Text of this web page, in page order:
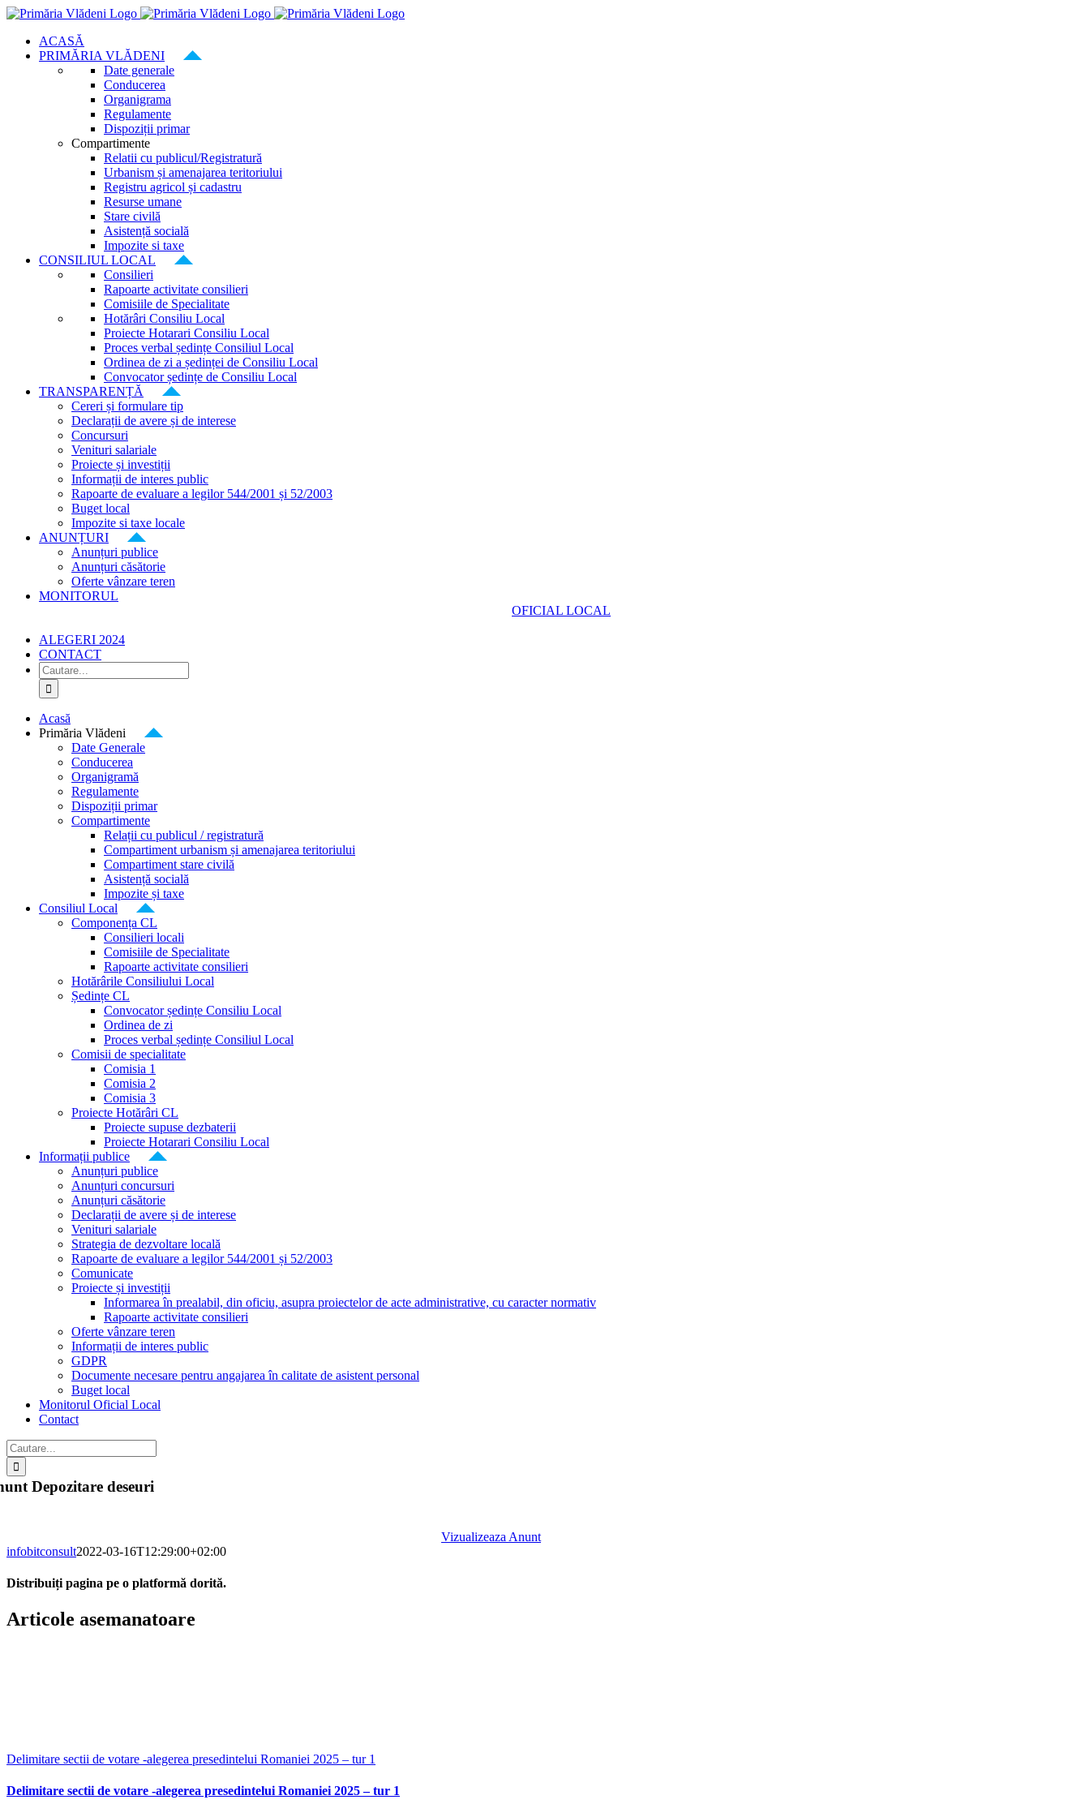
Skip
contentACASĂ
PRIMĂRIA VLĂDENI
Date generale
Conducerea
Organigrama
Regulamente
Dispoziții primar
Compartimente
Relatii cu publicul/Registratură
Urbanism și amenajarea teritoriului
Registru agricol și cadastru
Resurse umane
Stare civilă
Asistență socială
Impozite si taxe
CONSILIUL LOCAL
Consilieri
Rapoarte activitate consilieri
Comisiile de Specialitate
Hotărâri Consiliu Local
Proiecte Hotarari Consiliu Local
Proces verbal ședințe Consiliul Local
Ordinea de zi a ședinței de Consiliu Local
Convocator ședințe de Consiliu Local
TRANSPARENȚĂ
Cereri și formulare tip
Declarații de avere și de interese
Concursuri
Venituri salariale
Proiecte și investiții
Informații de interes public
Rapoarte de evaluare a legilor 544/2001 și 52/2003
Buget local
Impozite si taxe locale
ANUNȚURI
Anunțuri publice
Anunțuri căsătorie
Oferte vânzare teren
MONITORUL
OFICIAL LOCAL
ALEGERI 2024
CONTACT
Cautare...
Acasă
Primăria Vlădeni
Date Generale
Conducerea
Organigramă
Regulamente
Dispoziții primar
Compartimente
Relații cu publicul / registratură
Compartiment urbanism și amenajarea teritoriului
Compartiment stare civilă
Asistență socială
Impozite și taxe
Consiliul Local
Componența CL
Consilieri locali
Comisiile de Specialitate
Rapoarte activitate consilieri
Hotărârile Consiliului Local
Ședințe CL
Convocator ședințe Consiliu Local
Ordinea de zi
Proces verbal ședințe Consiliul Local
Comisii de specialitate
Comisia 1
Comisia 2
Comisia 3
Proiecte Hotărâri CL
Proiecte supuse dezbaterii
Proiecte Hotarari Consiliu Local
Informații publice
Anunțuri publice
Anunțuri concursuri
Anunțuri căsătorie
Declarații de avere și de interese
Venituri salariale
Strategia de dezvoltare locală
Rapoarte de evaluare a legilor 544/2001 și 52/2003
Comunicate
Proiecte și investiții
Informarea în prealabil, din oficiu, asupra proiectelor de acte administrative, cu caracter normativ
Rapoarte activitate consilieri
Oferte vânzare teren
Informații de interes public
GDPR
Documente necesare pentru angajarea în calitate de asistent personal
Buget local
Monitorul Oficial Local
Contact
Cautare...
Depozitare deseuri
Vizualizeaza Anunt
infobitconsult2022-03-16T12:29:00+02:00
Distribuiți pagina pe o platformă dorită.
Facebook
X
LinkedIn
WhatsApp
E-
mail:
Articole asemanatoare
Delimitare sectii de votare -alegerea presedintelui Romaniei 2025 – tur 1
Delimitare sectii de votare -alegerea presedintelui Romaniei 2025 – tur 1